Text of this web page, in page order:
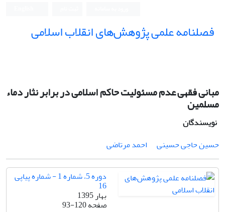
فصلنامه علمی پژوهش‌های انقلاب اسلامی
مبانی فقهی عدم مسئولیت حاکم اسلامی در برابر نثار دماء
مسلمین
نویسندگان
حسین حاجی حسینی
احمد مرتاضی
دوره 5، شماره 1 - شماره پیاپی
16
بهار 1395
صفحه93-120